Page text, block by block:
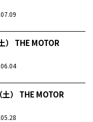
） THE MOTOR
） THE MOTOR